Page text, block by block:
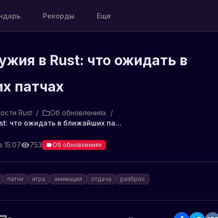
Рекорды Еще
в Rust: что ожидать в
патчах
Rust / Об обновлениях /
Баланс оружия в Rust: что ожидать в ближайших патчах
15:07 753 Об обновлениях
патчи игра анимация отдача разброс